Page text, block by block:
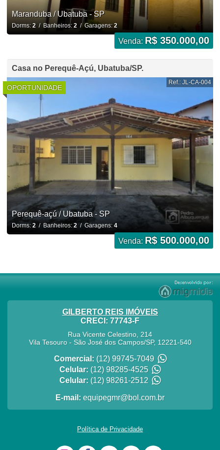
Maranduba / Ubatuba - SP
Dorms: 2/ Banheiros: 2/ Garagens: 2
Venda: R$ 350.000,00
Casa no Perequê-Açú, Ubatuba/SP.
OPORTUNIDADE
Ref.: JL-CA-004
Perequê-açú / Ubatuba - SP
Dorms: 2/ Banheiros: 2/ Garagens: 4
Venda: R$ 500.000,00
GILBERTO REIS IMÓVEIS
CRECI: 77743-F
Rua Vicente Celestino, 214
Vila Tesouro- São José dos Campos/SP, 12221-540
Comercial: (12) 99745-7049
Celular: (12) 98285-4525
Celular: (12) 98261-2512
E-mail: equipegmr@bol.com.br
Política de Privacidade